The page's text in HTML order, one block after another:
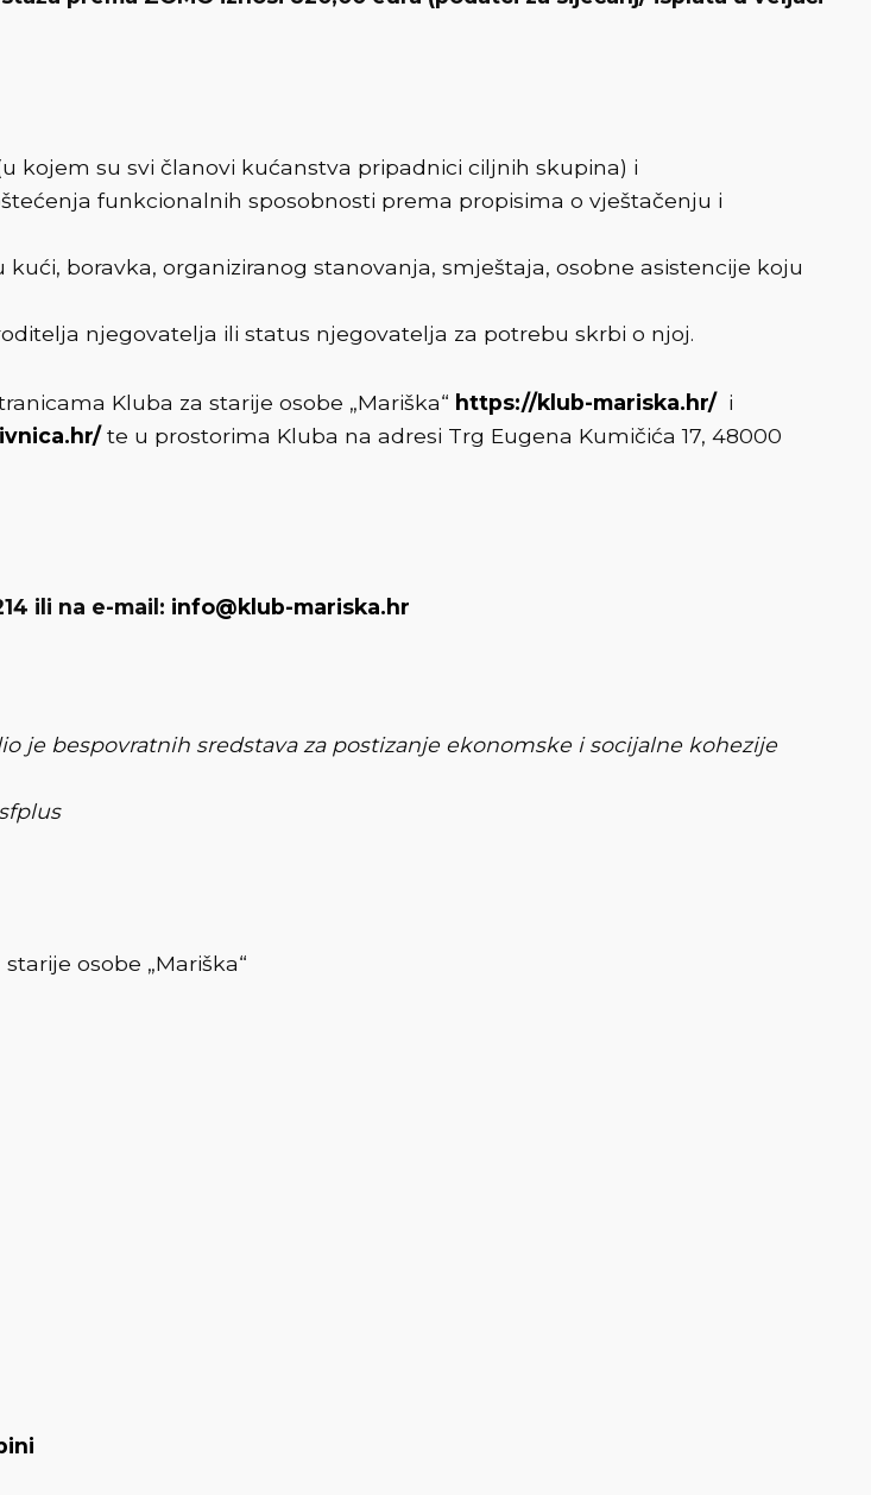
kojem su svi članovi kućanstva pripadnici ciljnih skupina) i
funkcionalnih sposobnosti prema propisima o vještačenju i
boravka, organiziranog stanovanja, smještaja, osobne asistencije koju
njegovatelja ili status njegovatelja za potrebu skrbi o njoj.
Kluba za starije osobe „Mariška“ https://klub-mariska.hr/ i
te u prostorima Kluba na adresi Trg Eugena Kumičića 17, 48000
ili na e-mail: info@klub-mariska.hr
je bespovratnih sredstava za postizanje ekonomske i socijalne kohezije
osobe „Mariška“